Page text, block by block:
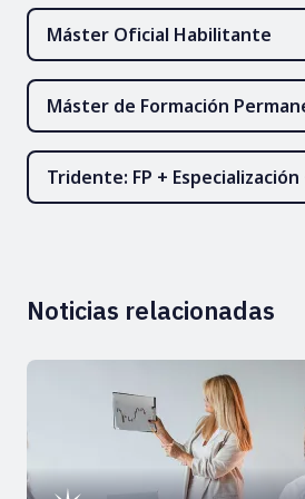
Máster Oficial Habilitante
Máster de Formación
Tridente: FP + Especialización
Noticias relacionadas